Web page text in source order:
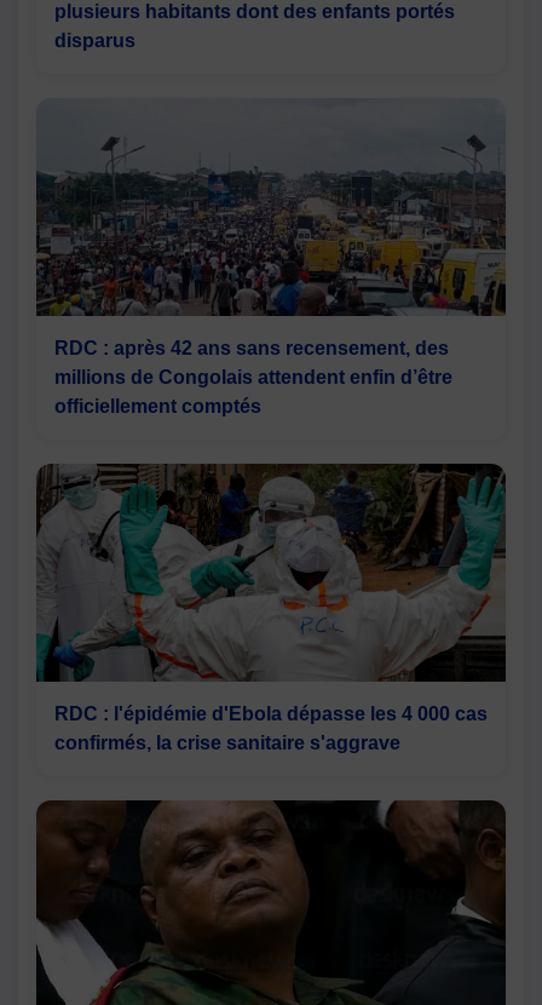
plusieurs habitants dont des enfants portés
disparus
RDC : après 42 ans sans recensement, des
millions de Congolais attendent enfin d’être
officiellement comptés
RDC : l'épidémie d'Ebola dépasse les 4 000 cas
confirmés, la crise sanitaire s'aggrave